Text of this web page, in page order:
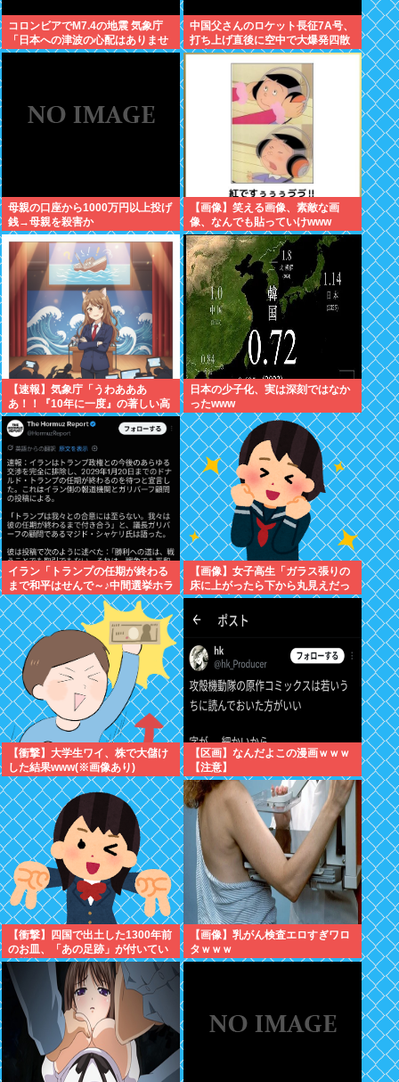
コロンビアでM7.4の地震 気象庁
「日本への津波の心配はありませ
ん」
中国父さんのロケット長征7A号、
打ち上げ直後に空中で大爆発四散
し失敗に終わる
母親の口座から1000万円以上投げ
銭→母親を殺害か
【画像】笑える画像、素敵な画
像、なんでも貼っていけwww
【速報】気象庁「うわあああ
あ！！『10年に一度』の著しい高
温が来るぞ！！ヤバい今回はヤバ
い！！」
日本の少子化、実は深刻ではなか
ったwww
イラン「トランプの任期が終わる
まで和平はせんで～♪中間選挙ホラ
ホラホラホラ」
【画像】女子高生「ガラス張りの
床に上がったら下から丸見えだっ
たｗ」ﾊﾟｼｬ
【衝撃】大学生ワイ、株で大儲け
した結果www(※画像あり)
【区画】なんだよこの漫画ｗｗｗ
【注意】
【衝撃】四国で出土した1300年前
のお皿、「あの足跡」が付いてい
る模様www
【画像】乳がん検査エロすぎワロ
タｗｗｗ